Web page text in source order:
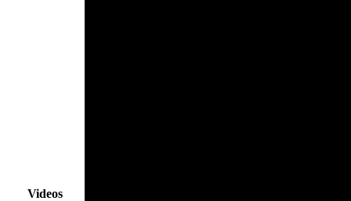
Videos